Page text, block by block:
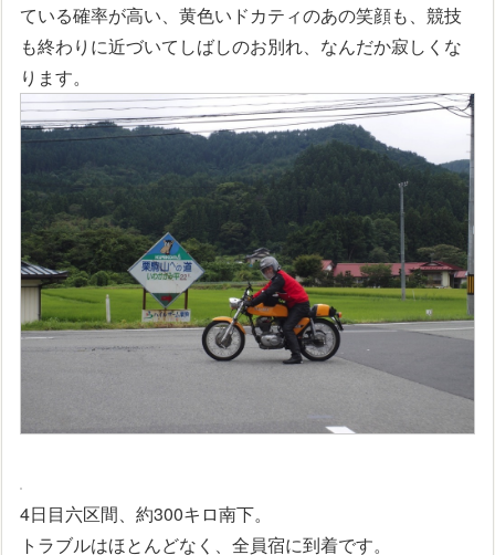
ている確率が高い、黄色いドカティのあの笑顔も、競技
も終わりに近づいてしばしのお別れ、なんだか寂しくな
ります。
4日目六区間、約300キロ南下。
トラブルはほとんどなく、全員宿に到着です。